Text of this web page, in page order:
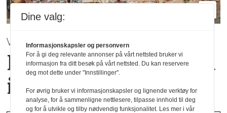
VÅR / SOMMER 2027 | Mey
Hverdagsluksus med
italiensk inspirasjon
Dine valg:
Informasjonskapsler og personvern
For å gi deg relevante annonser på vårt nettsted bruker vi
informasjon fra ditt besøk på vårt nettsted. Du kan reservere
deg mot dette under "Innstillinger".
For øvrig bruker vi informasjonskapsler og lignende verktøy for
analyse, for å sammenligne nettlesere, tilpasse innhold til deg
og for å utvikle og tilby nødvendig funksjonalitet. Les mer i vår